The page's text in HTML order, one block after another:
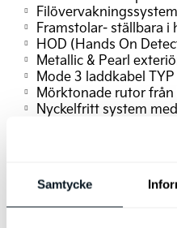
Samtycke
Framstolar- ställbara i
HOD (Hands On
Metallic & Pearl
Mode 3 laddkabel
Mörktonade rutor
Nyckelfritt system
Trådlös mobilladdare
Driver Attention